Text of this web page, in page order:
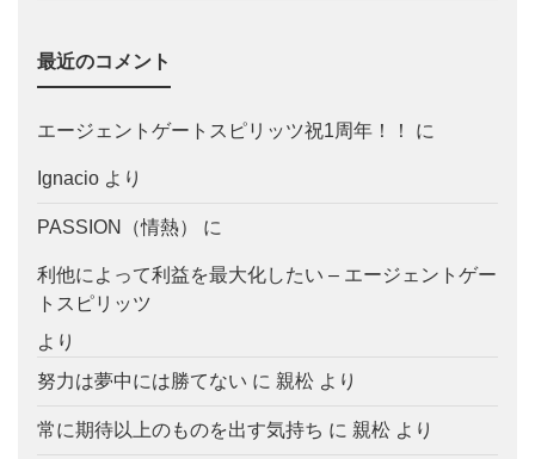
最近のコメント
エージェントゲートスピリッツ祝1周年！！ に
Ignacio より
PASSION（情熱） に
利他によって利益を最大化したい – エージェントゲー
トスピリッツ
より
努力は夢中には勝てない に 親松 より
常に期待以上のものを出す気持ち に 親松 より